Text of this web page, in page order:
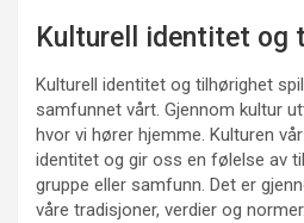
Kulturell identitet og
Kulturell identitet og tilhørighet
samfunnet vårt. Gjennom kultur
hvor vi hører hjemme. Kulturen
identitet og gir oss en følelse av
gruppe eller samfunn. Det er
våre tradisjoner, verdier og